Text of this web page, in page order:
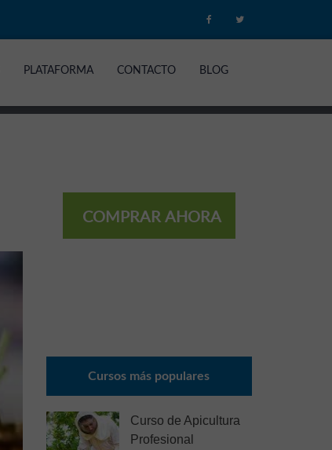
PLATAFORMA CONTACTO BLOG
COMPRAR AHORA
Cursos más populares
Curso de Apicultura
Profesional